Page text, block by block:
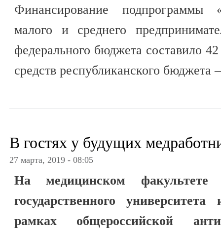
Финансирование подпрограммы
малого и среднего
федерального бюджета составило
средств республиканского бюджета
В гостях у будущих
27 марта, 2019 - 08:05
На медицинском факультете
государственного
рамках общероссийской